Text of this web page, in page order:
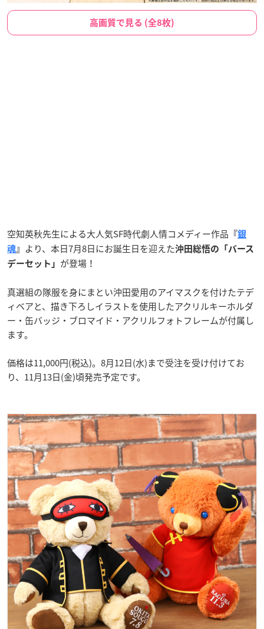
高画質で見る (全8枚)
空知英秋先生による大人気SF時代劇人情コメディー作品 『銀
魂 』 より、本日7月8日にお誕生日を迎えた沖田総悟の「バース
デーセット」 が登場！
真選組の隊服を身にまとい沖田愛用のアイマスクを付けたテデ
ィベアと、描き下ろしイラストを使用したアクリルキーホルダ
ー・缶バッジ・ブロマイド・アクリルフォトフレームが付属し
ます。
価格は11,000円(税込)。8月12日(水)まで受注を受け付けてお
り、11月13日(金)頃発売予定です。